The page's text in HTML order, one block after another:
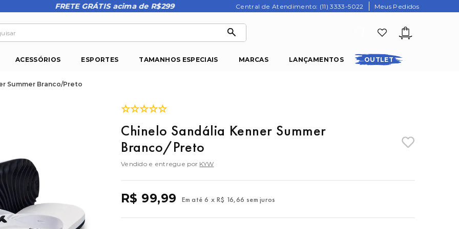
FRETE GRÁTIS acima de R$299 Central de Atendimento: (11) 3333-5022 Meus Pedidos
ACESSÓRIOS ESPORTES TAMANHOS ESPECIAIS MARCAS LANÇAMENTOS OUTLET
Summer Branco/Preto
☆☆☆☆☆
Chinelo Sandália Kenner Summer
Branco/Preto
Vendido e entregue por KYW
R$ 99,99 Em até 6 x R$ 16,66 sem juros